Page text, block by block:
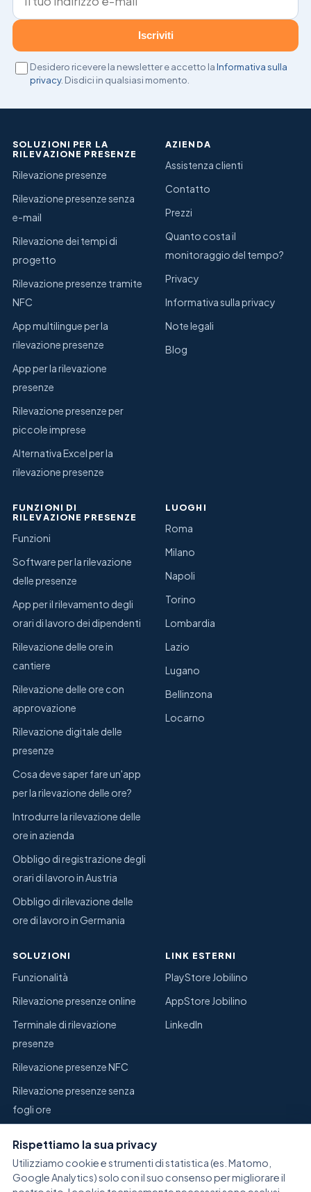
Iscriviti
Desidero ricevere la newsletter e accetto la Informativa sulla
privacy. Disdici in qualsiasi momento.
SOLUZIONI PER LA
RILEVAZIONE PRESENZE
Rilevazione presenze
Rilevazione presenze senza
e-mail
Rilevazione dei tempi di
progetto
Rilevazione presenze tramite
NFC
App multilingue per la
rilevazione presenze
App per la rilevazione
presenze
Rilevazione presenze per
piccole imprese
Alternativa Excel per la
rilevazione presenze
AZIENDA
Assistenza clienti
Contatto
Prezzi
Quanto costa il
monitoraggio del tempo?
Privacy
Informativa sulla privacy
Note legali
Blog
FUNZIONI DI
RILEVAZIONE PRESENZE
Funzioni
Software per la rilevazione
delle presenze
App per il rilevamento degli
orari di lavoro dei dipendenti
Rilevazione delle ore in
cantiere
Rilevazione delle ore con
approvazione
Rilevazione digitale delle
presenze
Cosa deve saper fare un'app
per la rilevazione delle ore?
Introdurre la rilevazione delle
ore in azienda
Obbligo di registrazione degli
orari di lavoro in Austria
Obbligo di rilevazione delle
ore di lavoro in Germania
LUOGHI
Roma
Milano
Napoli
Torino
Lombardia
Lazio
Lugano
Bellinzona
Locarno
SOLUZIONI
Funzionalità
Rilevazione presenze online
Terminale di rilevazione
presenze
Rilevazione presenze NFC
Rilevazione presenze senza
fogli ore
rilevazione presenze
Gestione del magazzino
LINK ESTERNI
PlayStore Jobilino
AppStore Jobilino
LinkedIn
Rispettiamo la sua privacy
Utilizziamo cookie e strumenti di statistica (es. Matomo,
Google Analytics) solo con il suo consenso per migliorare il